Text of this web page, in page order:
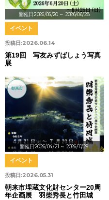
開催日:2026/06/20 ～ 2026/06/28
投稿日:2026.06.14
イベント
第19回 写友みずばしょう写真
展
開催日:2026/04/21 ～ 2026/11/29
朝来市
投稿日:2026.05.31
イベント
朝来市埋蔵文化財センター20周
年企画展 羽柴秀長と竹田城